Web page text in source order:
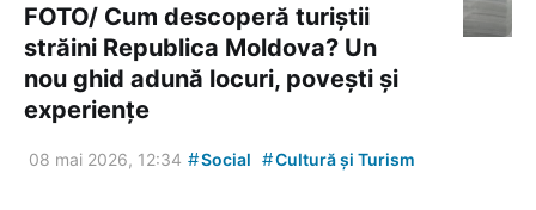
FOTO/ Cum descoperă turiștii
străini Republica Moldova? Un
nou ghid adună locuri, povești și
experiențe
08 mai 2026, 12:34 #Social #Cultură și Turism